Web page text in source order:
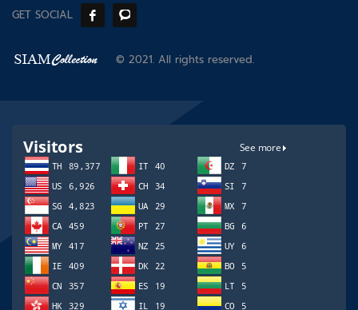
GET SOCIAL
© 2021. All rights reserved.